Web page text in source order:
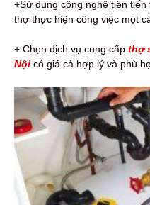
+Sử dụng công nghệ tiên
thợ thực hiện công việc một
+ Chọn dịch vụ cung cấp thợ
Nội có giá cả hợp lý và phù